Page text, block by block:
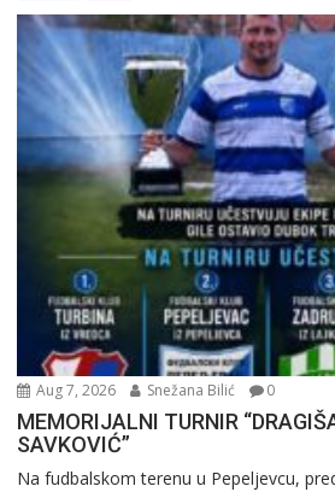
Aug 7, 2026 Snežana Bilić 0
MEMORIJALNI TURNIR
SAVKOVIĆ”
Na fudbalskom terenu u Pepeljevcu,